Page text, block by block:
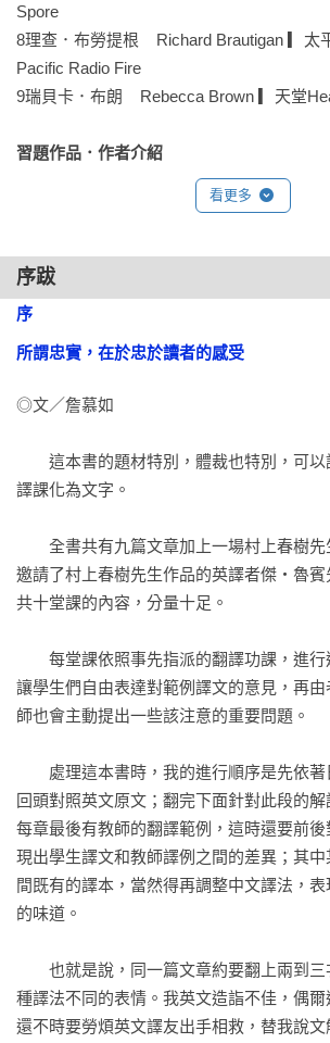
【推薦人】
王蘊潔（知名譯者）
陳系美（資深譯者）
陳榮彬（臺大翻譯碩士學程兼任助理教授）
尉遲秀（知名法文譯者）
——專業熱情推薦（按姓氏筆劃排序）
夠身臨其境地跟著日本知名翻譯家柴田元幸
「誠如書中所說，翻譯的經驗是一種虛擬體
人生精華，更覺得自己的渺小與不足，激
期許。」
——倪安宇
「作者循循善誘，討論細膩，不禁讓我回
品分析的情景。」
——陳信宏
「文字風格、作者思想、翻譯技巧……，這
藝的大多數面向。喜歡美國現代文學的人
——陳榮彬
「這真是一本奢華的書，可以如此細膩地
宇宙，讓人得以窺見大師帶領門徒如是專注
——尉遲秀
「翻譯不是一門科學。沒有自己的主張，就
Spore
8理查．布勞提根    Richard Brautigan ▎太
Pacific Radio Fire
9瑞貝卡．布朗    Rebecca Brown ▎天堂
習題作品．作者介紹
看更多
序跋
序
所謂忠實，在於忠於讀者的感受
◎文／詹慕如
這本書的題材特別，體裁也特別，可以
譯課化為文字。
全書共有九篇文章加上一場村上春樹先
邀請了村上春樹先生作品的英譯者傑・魯
共十堂課的內容，分量十足。
每堂課依照事先指派的翻譯功課，進行
讓學生們自由表達對範例譯文的意見，再
師也會主動提出一些該注意的重要問題。
處理這本書時，我的進行順序是先依著
回頭對照英文原文；翻完下面針對此段的解
每章最後有教師的翻譯範例，這時還要前
現出學生譯文和教師譯例之間的差異；其
間既有的譯本，當然得再調整中文譯法，
的味道。
也就是說，同一篇文章約要翻上兩到三
種譯法不同的表情。我英文造詣不佳，偶爾
還不時要勞煩英文譯友出手相救，替我說文